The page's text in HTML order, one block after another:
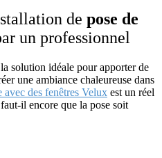
de pose de
un professionnel
solution idéale pour apporter de
une ambiance chaleureuse dans
avec des fenêtres Velux est un réel
il encore que la pose soit